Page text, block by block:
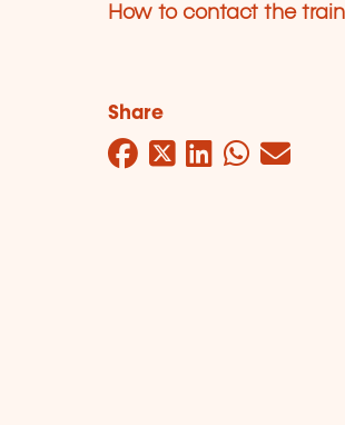
How to contact the
Share
Facebook
Twitter
LinkedIn
Mail